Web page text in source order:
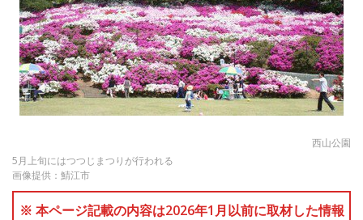
西山公園
5月上旬にはつつじまつりが行われる
画像提供：鯖江市
※ 本ページ記載の内容は2026年1月以前に取材した情報